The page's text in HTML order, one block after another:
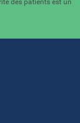
des patients est un